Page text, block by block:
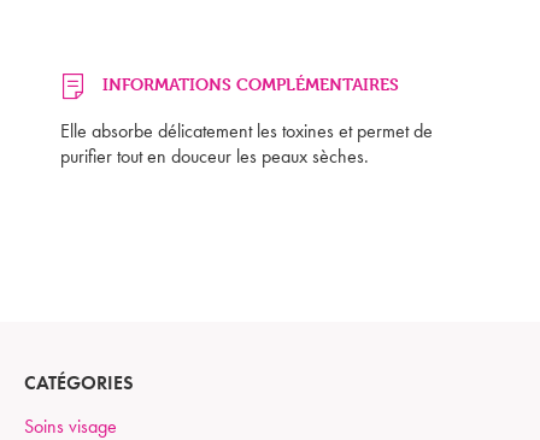
INFORMATIONS COMPLÉMENTAIRES
Elle absorbe délicatement les toxines et permet de
purifier tout en douceur les peaux sèches.
CATÉGORIES
Soins visage